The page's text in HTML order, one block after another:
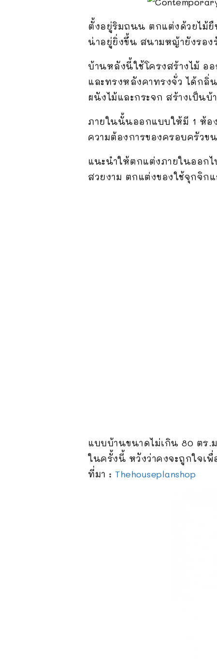
ตั้งอยู่ริมถนน ตกแต่งด้วยไม้
น่าอยู่ยิ่งขึ้น สนามหญ้ายังรอง
บ้านหลังนี้ใช้โครงสร้างไม้ อ
และทรงหลังคาทรงจั่ว ได้กลิ่
ผนังไม้และกระจก สร้างเป็น
ภายในนั้นออกแบบให้มี 1 ห้อ
ความต้องการของครอบครัว
แนะนำให้ตกแต่งภายในออก
สวยงาม ตกแต่งของใช้จุกจิก
แบบบ้านขนาดไม่เกิน 80 ตร
ในครั้งนี้ หวังว่าคงจะถูกใจเ
ที่มา : Thehouseplanshop